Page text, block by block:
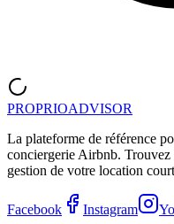
PROPRIOADVISOR
La plateforme de référence
conciergerie Airbnb. Trouvez
gestion de votre location
Facebook Instagram